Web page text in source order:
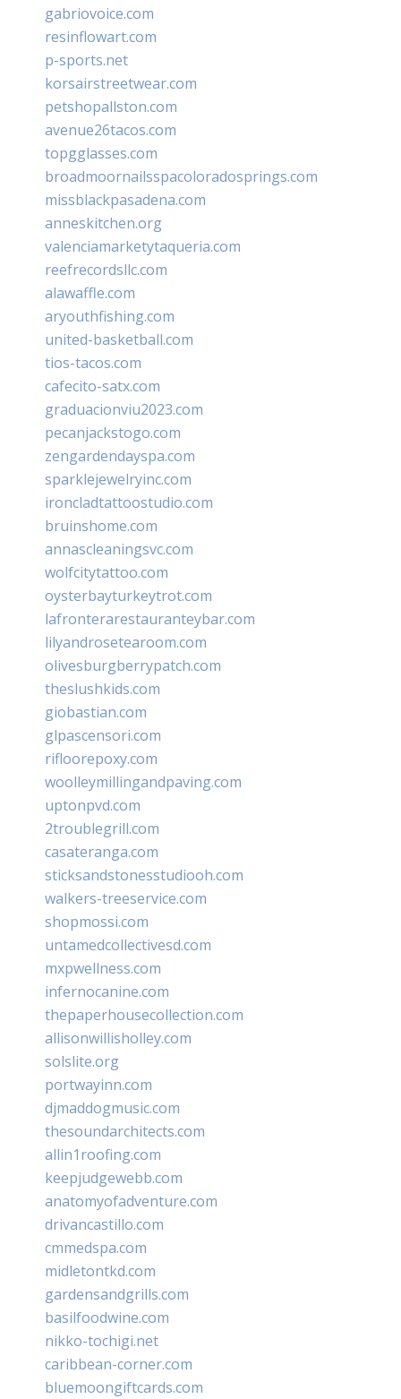
gabriovoice.com
resinflowart.com
p-sports.net
korsairstreetwear.com
petshopallston.com
avenue26tacos.com
topgglasses.com
broadmoornailsspacoloradosprings.com
missblackpasadena.com
anneskitchen.org
valenciamarketytaqueria.com
reefrecordsllc.com
alawaffle.com
aryouthfishing.com
united-basketball.com
tios-tacos.com
cafecito-satx.com
graduacionviu2023.com
pecanjackstogo.com
zengardendayspa.com
sparklejewelryinc.com
ironcladtattoostudio.com
bruinshome.com
annascleaningsvc.com
wolfcitytattoo.com
oysterbayturkeytrot.com
lafronterarestauranteybar.com
lilyandrosetearoom.com
olivesburgberrypatch.com
theslushkids.com
giobastian.com
glpascensori.com
rifloorepoxy.com
woolleymillingandpaving.com
uptonpvd.com
2troublegrill.com
casateranga.com
sticksandstonesstudiooh.com
walkers-treeservice.com
shopmossi.com
untamedcollectivesd.com
mxpwellness.com
infernocanine.com
thepaperhousecollection.com
allisonwillisholley.com
solslite.org
portwayinn.com
djmaddogmusic.com
thesoundarchitects.com
allin1roofing.com
keepjudgewebb.com
anatomyofadventure.com
drivancastillo.com
cmmedspa.com
midletontkd.com
gardensandgrills.com
basilfoodwine.com
nikko-tochigi.net
caribbean-corner.com
bluemoongiftcards.com